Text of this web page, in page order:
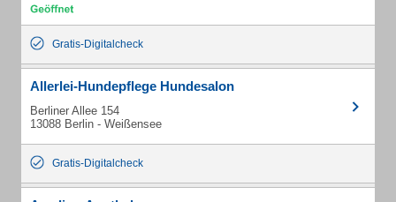
Gratis-Digitalcheck
Allerlei-Hundepflege Hundesalon
Berliner Allee 154
13088 Berlin - Weißensee
Gratis-Digitalcheck